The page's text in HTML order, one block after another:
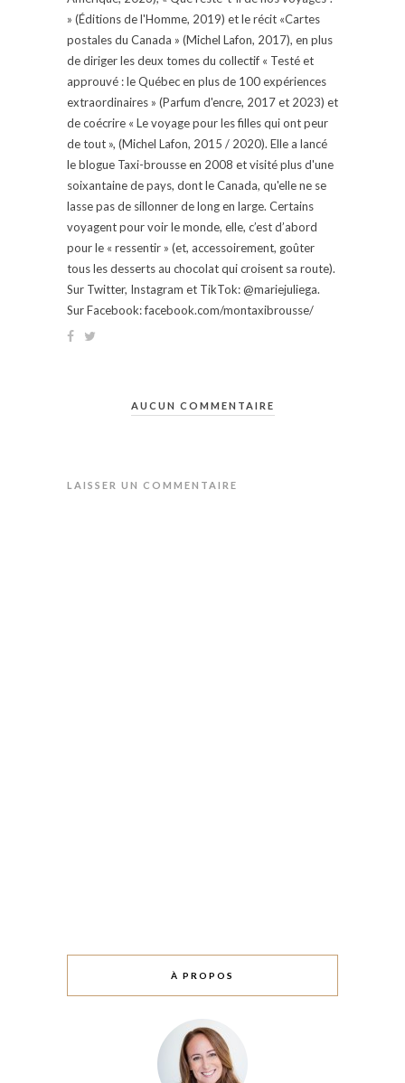
» (Éditions de l'Homme, 2019) et le récit «Cartes
postales du Canada » (Michel Lafon, 2017), en plus
de diriger les deux tomes du collectif « Testé et
approuvé : le Québec en plus de 100 expériences
extraordinaires » (Parfum d'encre, 2017 et 2023) et
de coécrire « Le voyage pour les filles qui ont peur
de tout », (Michel Lafon, 2015 / 2020). Elle a lancé
le blogue Taxi-brousse en 2008 et visité plus d'une
soixantaine de pays, dont le Canada, qu'elle ne se
lasse pas de sillonner de long en large. Certains
voyagent pour voir le monde, elle, c’est d’abord
pour le « ressentir » (et, accessoirement, goûter
tous les desserts au chocolat qui croisent sa route).
Sur Twitter, Instagram et TikTok: @mariejuliega.
Sur Facebook: facebook.com/montaxibrousse/
AUCUN COMMENTAIRE
LAISSER UN COMMENTAIRE
À PROPOS